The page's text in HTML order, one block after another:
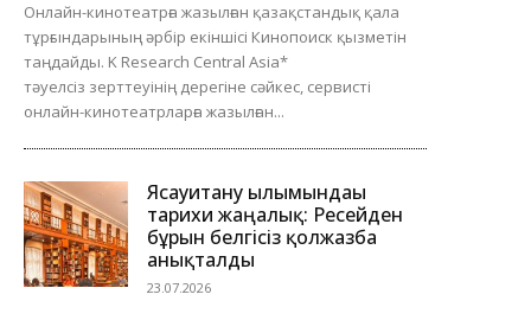
Онлайн-кинотеатрға жазылған қазақстандық қала
тұрғындарының әрбір екіншісі Кинопоиск қызметін
таңдайды. K Research Central Asia*
тәуелсіз зерттеуінің дерегіне сәйкес, сервисті
онлайн-кинотеатрларға жазылған...
Ясауитану ғылымындағы
тарихи жаңалық: Ресейден
бұрын белгісіз қолжазба
анықталды
23.07.2026